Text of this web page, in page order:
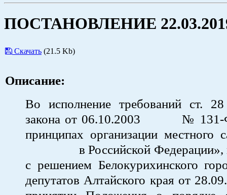
ПОСТАНОВЛЕНИЕ
Скачать (21.5 Kb)
Описание:
Во исполнение требований ст. 28
закона от 06.10.2003 № 131-
принципах организации местного
в Российской Федерации», в
с решением Белокурихинского
депутатов Алтайского края от